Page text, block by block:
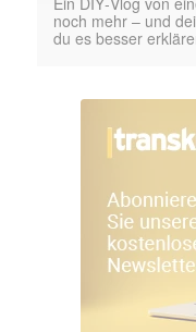
noch mehr – und
du es besser